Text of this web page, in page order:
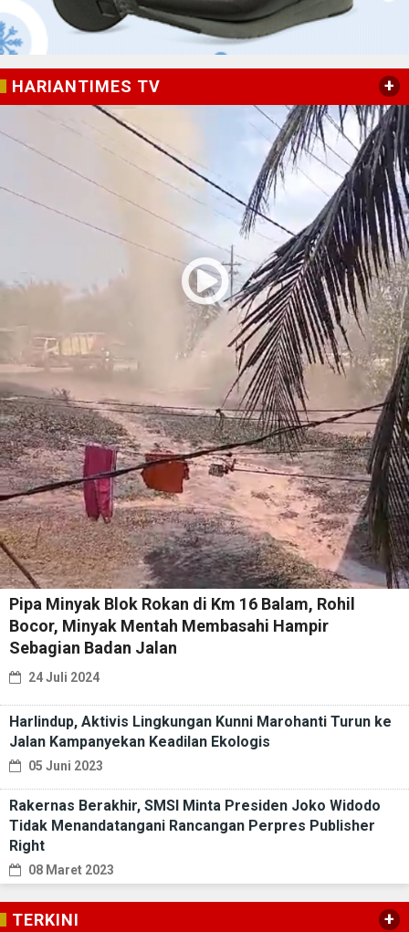
HARIANTIMES TV +
Pipa Minyak Blok Rokan di Km 16 Balam, Rohil
Bocor, Minyak Mentah Membasahi Hampir
Sebagian Badan Jalan
24 Juli 2024
Harlindup, Aktivis Lingkungan Kunni Marohanti Turun ke
Jalan Kampanyekan Keadilan Ekologis
05 Juni 2023
Rakernas Berakhir, SMSI Minta Presiden Joko Widodo
Tidak Menandatangani Rancangan Perpres Publisher
Right
08 Maret 2023
TERKINI +